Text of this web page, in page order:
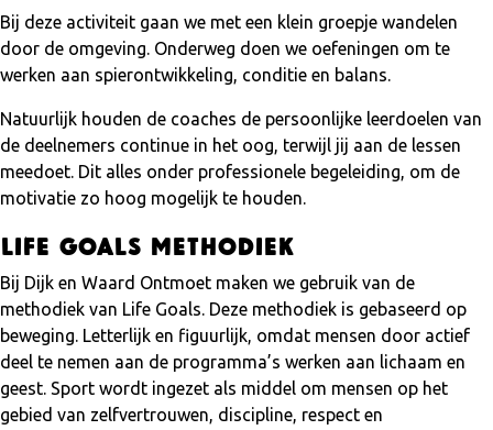
Bij deze activiteit gaan we met een klein groepje wandelen
door de omgeving. Onderweg doen we oefeningen om te
werken aan spierontwikkeling, conditie en balans.
Natuurlijk houden de coaches de persoonlijke leerdoelen van
de deelnemers continue in het oog, terwijl jij aan de lessen
meedoet. Dit alles onder professionele begeleiding, om de
motivatie zo hoog mogelijk te houden.
Life Goals methodiek
Bij Dijk en Waard Ontmoet maken we gebruik van de
methodiek van Life Goals. Deze methodiek is gebaseerd op
beweging. Letterlijk en figuurlijk, omdat mensen door actief
deel te nemen aan de programma’s werken aan lichaam en
geest. Sport wordt ingezet als middel om mensen op het
gebied van zelfvertrouwen, discipline, respect en